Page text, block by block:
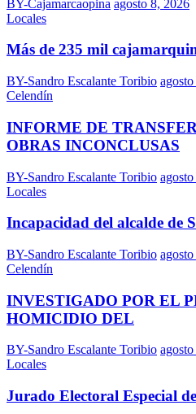
BY-Cajamarcaopina agosto 8, 2026
Locales
Más de 235 mil
BY-Sandro Escalante Toribio
Celendín
INFORME DE
OBRAS INCONCLUSAS
BY-Sandro Escalante Toribio
Locales
Incapacidad del alcalde de
BY-Sandro Escalante Toribio
Celendín
INVESTIGADO POR EL
HOMICIDIO DEL
BY-Sandro Escalante Toribio
Locales
Jurado Electoral Especial